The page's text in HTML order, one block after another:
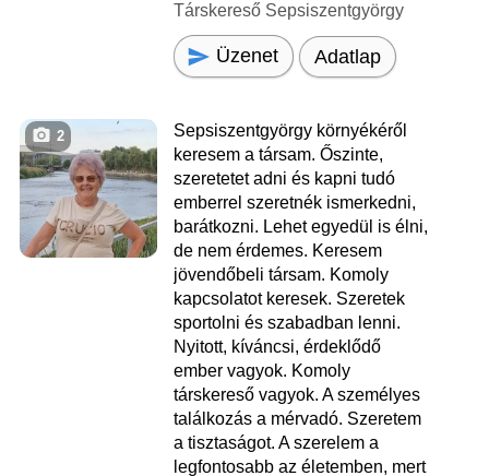
Társkereső Sepsiszentgyörgy
Üzenet Adatlap
2
Sepsiszentgyörgy környékéről
keresem a társam. Őszinte,
szeretetet adni és kapni tudó
emberrel szeretnék ismerkedni,
barátkozni. Lehet egyedül is élni,
de nem érdemes. Keresem
jövendőbeli társam. Komoly
kapcsolatot keresek. Szeretek
sportolni és szabadban lenni.
Nyitott, kíváncsi, érdeklődő
ember vagyok. Komoly
társkereső vagyok. A személyes
találkozás a mérvadó. Szeretem
a tisztaságot. A szerelem a
legfontosabb az életemben, mert